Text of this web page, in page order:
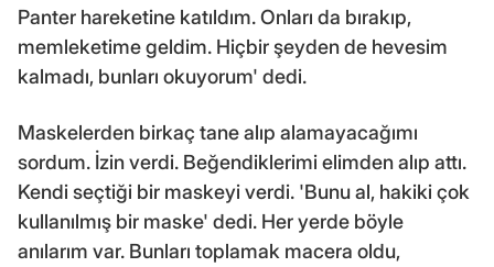
Panter hareketine katıldım. Onları da bırakıp,
memleketime geldim. Hiçbir şeyden de hevesim
kalmadı, bunları okuyorum' dedi.
Maskelerden birkaç tane alıp alamayacağımı
sordum. İzin verdi. Beğendiklerimi elimden alıp attı.
Kendi seçtiği bir maskeyi verdi. 'Bunu al, hakiki çok
kullanılmış bir maske' dedi. Her yerde böyle
anılarım var. Bunları toplamak macera oldu,